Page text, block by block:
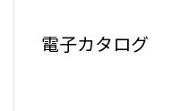
電子カタログ